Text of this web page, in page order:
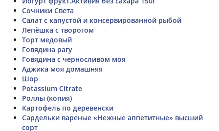
Сочники Света
Салат с капустой и консервированной рыбой
Лепёшка с творогом
Торт медовый
Говядина рагу
Говядина с черносливом моя
Аджика моя домашняя
Шор
Potassium Citrate
Роллы (копия)
Картофель по деревенски
Сардельки вареные «Нежные аппетитные» высший
сорт